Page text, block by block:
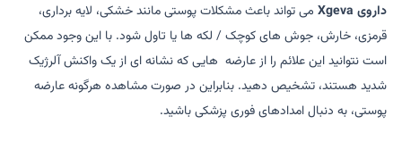
داروی Xgeva
می تواند باعث مشکلات پوستی مانند خشکی، لایه برداری،
قرمزی، خارش، جوش های کوچک / لکه ها یا تاول شود. با این وجود ممکن
است نتوانید این علائم را از عارضه هایی که نشانه ای از یک واکنش آلرژیک
شدید هستند، تشخیص دهید. بنابراین در صورت مشاهده هرگونه عارضه
پوستی، به دنبال امدادهای فوری پزشکی باشید.